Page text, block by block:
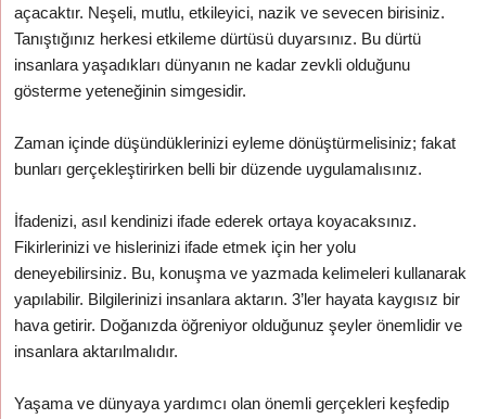
açacaktır. Neşeli, mutlu, etkileyici, nazik ve sevecen birisiniz.
Tanıştığınız herkesi etkileme dürtüsü duyarsınız. Bu dürtü
insanlara yaşadıkları dünyanın ne kadar zevkli olduğunu
gösterme yeteneğinin simgesidir.
Zaman içinde düşündüklerinizi eyleme dönüştürmelisiniz; fakat
bunları gerçekleştirirken belli bir düzende uygulamalısınız.
İfadenizi, asıl kendinizi ifade ederek ortaya koyacaksınız.
Fikirlerinizi ve hislerinizi ifade etmek için her yolu
deneyebilirsiniz. Bu, konuşma ve yazmada kelimeleri kullanarak
yapılabilir. Bilgilerinizi insanlara aktarın. 3’ler hayata kaygısız bir
hava getirir. Doğanızda öğreniyor olduğunuz şeyler önemlidir ve
insanlara aktarılmalıdır.
Yaşama ve dünyaya yardımcı olan önemli gerçekleri keşfedip